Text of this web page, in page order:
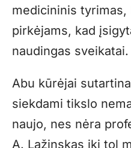
medicininis
pirkėjams, kad
naudingas sveikatai.
Abu kūrėjai
siekdami tikslo
naujo, nes nėra
A. Lažinskas iki tol